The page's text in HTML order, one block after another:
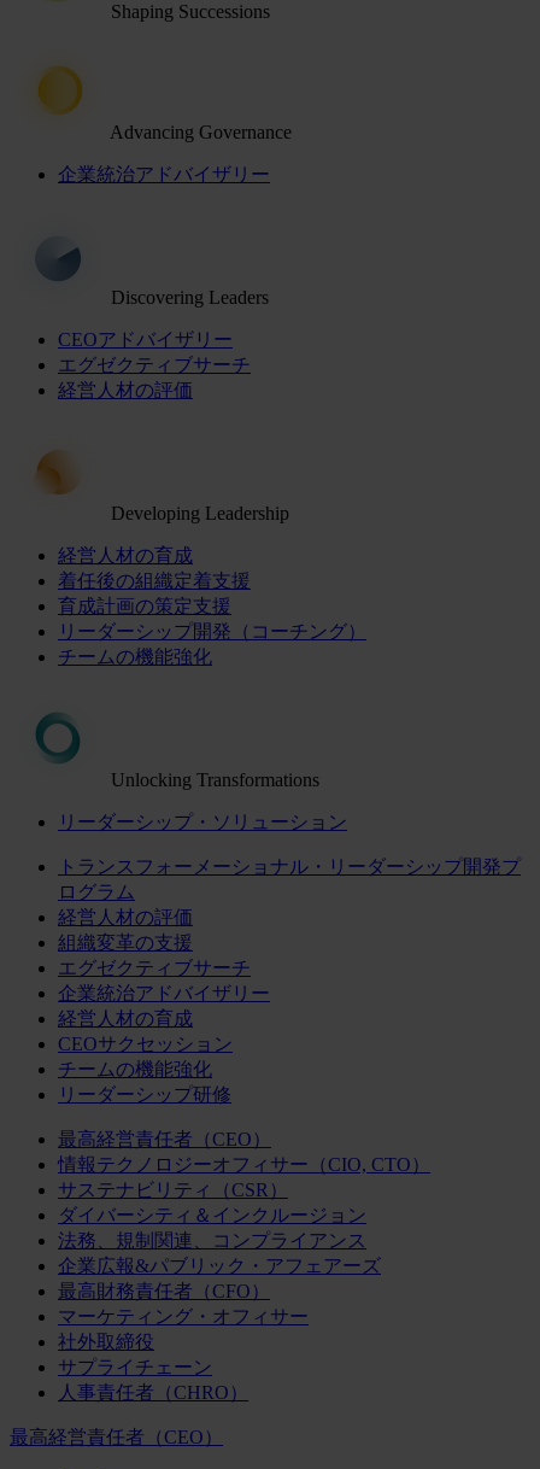
Shaping Successions
Advancing Governance
企業統治アドバイザリー
Discovering Leaders
CEOアドバイザリー
エグゼクティブサーチ
経営人材の評価
Developing Leadership
経営人材の育成
着任後の組織定着支援
育成計画の策定支援
リーダーシップ開発（コーチング）
チームの機能強化
Unlocking Transformations
リーダーシップ・ソリューション
トランスフォーメーショナル・リーダーシップ開発プ
ログラム
経営人材の評価
組織変革の支援
エグゼクティブサーチ
企業統治アドバイザリー
経営人材の育成
CEOサクセッション
チームの機能強化
リーダーシップ研修
最高経営責任者（CEO）
情報テクノロジーオフィサー（CIO, CTO）
サステナビリティ（CSR）
ダイバーシティ＆インクルージョン
法務、規制関連、コンプライアンス
企業広報&パブリック・アフェアーズ
最高財務責任者（CFO）
マーケティング・オフィサー
社外取締役
サプライチェーン
人事責任者（CHRO）
最高経営責任者（CEO）